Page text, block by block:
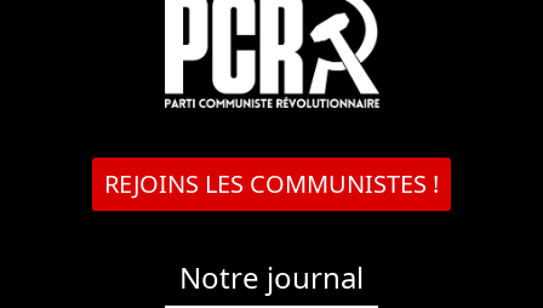
REJOINS LES COMMUNISTES !
Notre journal